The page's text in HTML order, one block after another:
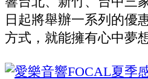
日起將舉辦一系列的優
方式，就能擁有心中夢